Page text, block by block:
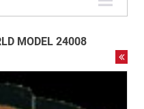
MODEL 24008